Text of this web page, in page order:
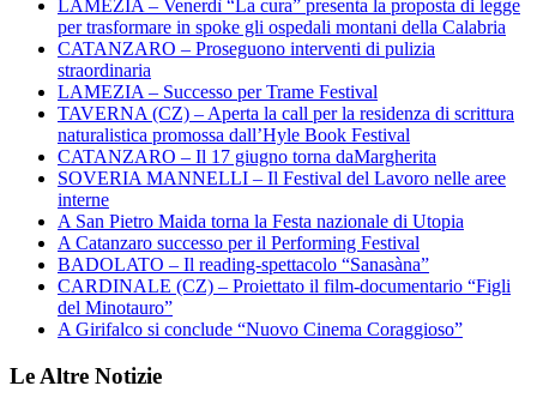
LAMEZIA – Venerdì “La cura” presenta la proposta di legge
per trasformare in spoke gli ospedali montani della Calabria
CATANZARO – Proseguono interventi di pulizia
straordinaria
LAMEZIA – Successo per Trame Festival
TAVERNA (CZ) – Aperta la call per la residenza di scrittura
naturalistica promossa dall’Hyle Book Festival
CATANZARO – Il 17 giugno torna daMargherita
SOVERIA MANNELLI – Il Festival del Lavoro nelle aree
interne
A San Pietro Maida torna la Festa nazionale di Utopia
A Catanzaro successo per il Performing Festival
BADOLATO – Il reading-spettacolo “Sanasàna”
CARDINALE (CZ) – Proiettato il film-documentario “Figli
del Minotauro”
A Girifalco si conclude “Nuovo Cinema Coraggioso”
Le Altre Notizie